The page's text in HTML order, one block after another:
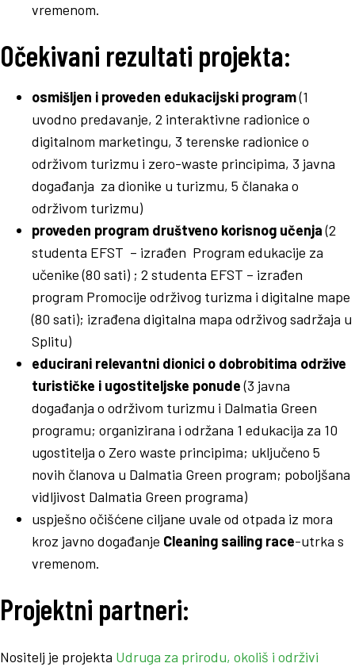
vremenom.
Očekivani rezultati projekta:
osmišljen i proveden edukacijski program(1
uvodno predavanje, 2 interaktivne radionice o
digitalnom marketingu, 3 terenske radionice o
održivom turizmu i zero-waste principima, 3 javna
događanja za dionike u turizmu, 5 članaka o
održivom turizmu)
proveden program društveno korisnog učenja(2
studenta EFST – izrađen Program edukacije za
učenike (80 sati) ; 2 studenta EFST – izrađen
program Promocije održivog turizma i digitalne mape
(80 sati); izrađena digitalna mapa održivog sadržaja u
Splitu)
educirani relevantni dionici o dobrobitima održive
turističke i ugostiteljske ponude(3 javna
događanja o održivom turizmu i Dalmatia Green
programu; organizirana i održana 1 edukacija za 10
ugostitelja o Zero waste principima; uključeno 5
novih članova u Dalmatia Green program; poboljšana
vidljivost Dalmatia Green programa)
uspješno očišćene ciljane uvale od otpada iz mora
kroz javno događanje Cleaning sailing race-utrka s
vremenom.
Projektni partneri:
Nositelj je projekta Udruga za prirodu, okoliš i održivi